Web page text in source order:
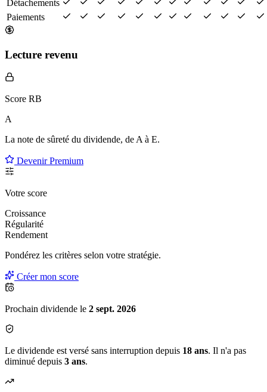
Détachements
Paiements
Lecture revenu
Score RB
A
La note de sûreté du dividende, de A à E.
Devenir Premium
Votre score
Croissance
Régularité
Rendement
Pondérez les critères selon votre stratégie.
Créer mon score
Prochain dividende le 2 sept. 2026
Le dividende est versé sans interruption depuis 18 ans. Il n'a pas
diminué depuis 3 ans.